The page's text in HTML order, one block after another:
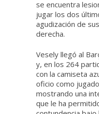
se encuentra
jugar los dos
agudización de
derecha.
Vesely llegó al
y, en los 264
con la camiseta
oficio como
mostrando una
que le ha